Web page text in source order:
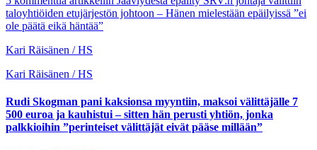
taloyhtiöiden etujärjestön johtoon – Hänen mielestään epäilyissä ”ei
ole päätä eikä häntää”
Kari Räisänen / HS
Kari Räisänen / HS
Rudi Skogman pani kaksionsa myyntiin, maksoi välittäjälle 7
500 euroa ja kauhistui – sitten hän perusti yhtiön, jonka
palkkioihin ”perinteiset välittäjät eivät pääse millään”